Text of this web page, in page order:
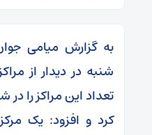
به گزارش میامی
شنبه در دیدار از
تعداد این مراکز را
کرد و افزود: یک